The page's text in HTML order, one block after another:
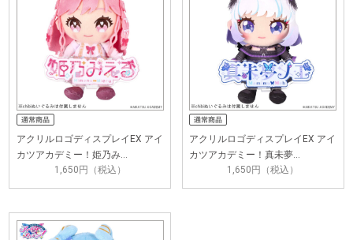
アクリルロゴディスプレイEX アイ
カツアカデミー！姫乃み…
1,650円（税込）
アクリルロゴディスプレイEX アイ
カツアカデミー！真未夢…
1,650円（税込）